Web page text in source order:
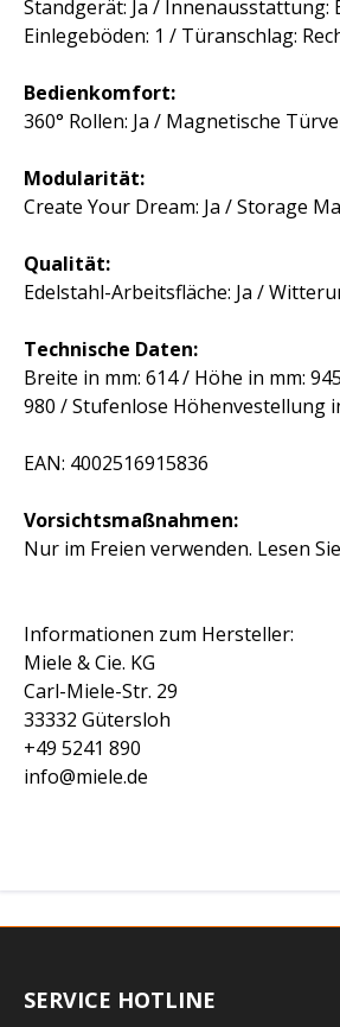
Standgerät: Ja / Innenausstattung:
Einlegeböden: 1 / Türanschlag:
Bedienkomfort:
360° Rollen: Ja / Magnetische
Modularität:
Create Your Dream: Ja / Storage
Qualität:
Edelstahl-Arbeitsfläche: Ja /
Technische Daten:
Breite in mm: 614 / Höhe in mm:
980 / Stufenlose Höhenvestellung
EAN: 4002516915836
Vorsichtsmaßnahmen:
Nur im Freien verwenden. Lesen
Informationen zum Hersteller:
Miele & Cie. KG
Carl-Miele-Str. 29
33332 Gütersloh
+49 5241 890
info@miele.de
SERVICE HOTLINE